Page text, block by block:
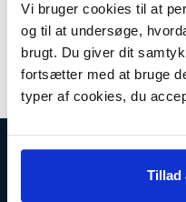
Vi bruger cookies til at
og til at undersøge,
brugt. Du giver dit
fortsætter med at bruge
typer af cookies, du
Tillad
Varmelegeme til vaskemaskine
Passer til:
Major VM1042
INFORMATIONER